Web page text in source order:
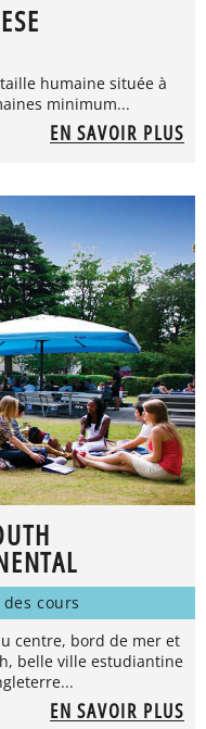
humaine située à
minimum...
EN SAVOIR PLUS
cours
centre, bord de mer et
belle ville estudiantine
EN SAVOIR PLUS